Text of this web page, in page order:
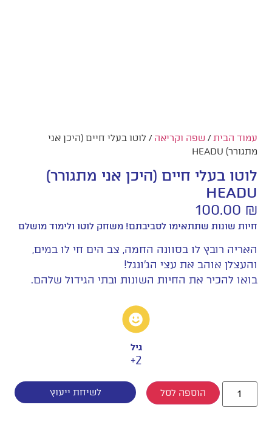
עמוד הבית/ שפה וקריאה / לוטו בעלי חיים (היכן אני
מתגורר) HEADU
לוטו בעלי חיים (היכן אני מתגורר)
HEADU
100.00 ₪
חיות שונות שתתאימו לסביבתם! משחק לוטו ולימוד מושלם
האריה רובץ לו בסוונה החמה, צב הים חי לו במים,
והעצלן אוהב את עצי הג’ונגל!
בואו להכיר את החיות השונות ובתי הגידול שלהם.
גיל
2+
הוספה לסל לשיחת ייעוץ